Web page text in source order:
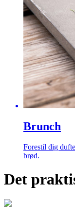
Brunch
Forestil dig
brød.
Det